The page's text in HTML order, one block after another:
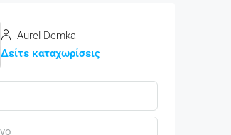
Aurel Demka
Δείτε καταχωρίσεις